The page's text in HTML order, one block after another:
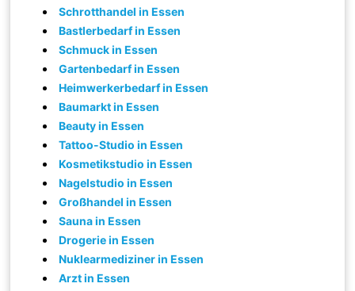
Schrotthandel in Essen
Bastlerbedarf in Essen
Schmuck in Essen
Gartenbedarf in Essen
Heimwerkerbedarf in Essen
Baumarkt in Essen
Beauty in Essen
Tattoo-Studio in Essen
Kosmetikstudio in Essen
Nagelstudio in Essen
Großhandel in Essen
Sauna in Essen
Drogerie in Essen
Nuklearmediziner in Essen
Arzt in Essen